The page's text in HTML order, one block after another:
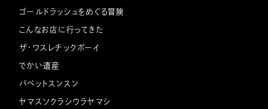
ゴールドラッシュをめぐる冒険
こんなお店に行ってきた
ザ・ワスレチックボーイ
でかい遺産
パペットスンスン
ヤマスソクラシウラヤマシ